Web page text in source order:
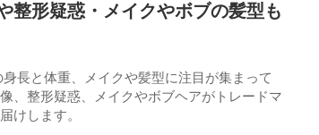
整形疑惑・メイクやボブの髪型も
長と体重、メイクや髪型に注目が集まって
、整形疑惑、メイクやボブヘアがトレードマ
けします。